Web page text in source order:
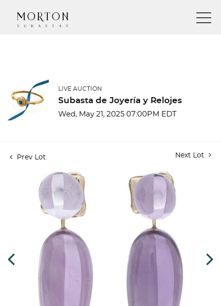
LIVE AUCTION
Subasta de Joyería y Relojes
Wed, May 21, 2025 07:00PM EDT
Prev Lot Next Lot